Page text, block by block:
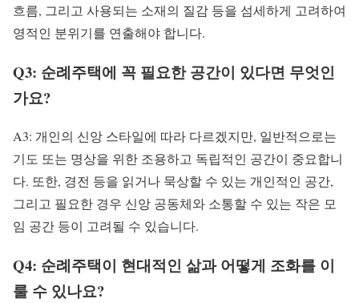
흐름, 그리고 사용되는 소재의 질감 등을 섬세하게 고려하여
영적인 분위기를 연출해야 합니다.
Q3: 순례주택에 꼭 필요한 공간이 있다면 무엇인
가요?
A3: 개인의 신앙 스타일에 따라 다르겠지만, 일반적으로는
기도 또는 명상을 위한 조용하고 독립적인 공간이 중요합니
다. 또한, 경전 등을 읽거나 묵상할 수 있는 개인적인 공간,
그리고 필요한 경우 신앙 공동체와 소통할 수 있는 작은 모
임 공간 등이 고려될 수 있습니다.
Q4: 순례주택이 현대적인 삶과 어떻게 조화를 이
룰 수 있나요?